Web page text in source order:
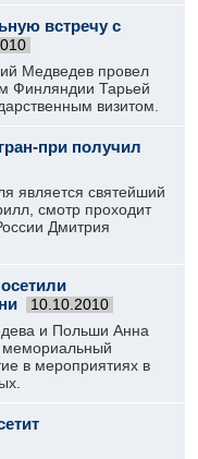
встречу с
Медведев провел
Финляндии Тарьей
визитом.
при получил
является святейший
смотр проходит
Дмитрия
10.10.2010
и Польши Анна
мемориальный
в мероприятиях в